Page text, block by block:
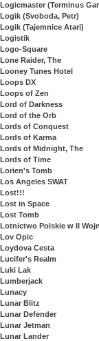
Logicmaster (Terminus
Logik (Svoboda, Petr)
Logik (Tajemnice Atari)
Logistik
Logo-Square
Lone Raider, The
Looney Tunes Hotel
Loops DX
Loops of Zen
Lord of Darkness
Lord of the Orb
Lords of Conquest
Lords of Karma
Lords of Midnight, The
Lords of Time
Lorien's Tomb
Los Angeles SWAT
Lost!!!
Lost in Space
Lost Tomb
Lotnictwo Polskie w II
Lov Opic
Loydova Cesta
Lucifer's Realm
Luki Lak
Lumberjack
Lunacy
Lunar Blitz
Lunar Defender
Lunar Jetman
Lunar Lander